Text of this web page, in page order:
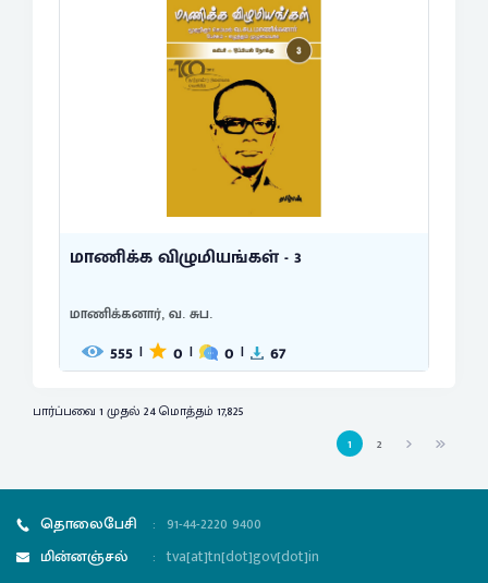
மாணிக்க விழுமியங்கள் - 3
மாணிக்கனார், வ. சுப.
555 | 0 | 0 | 67
பார்ப்பவை 1 முதல் 24 மொத்தம் 17,825
1
2
தொலைபேசி : 91-44-2220 9400
மின்னஞ்சல்
: tva[at]tn[dot]gov[dot]in